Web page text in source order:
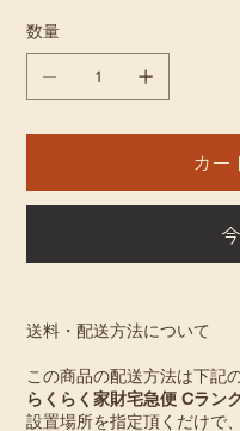
数量
カー
送料・配送方法について
この商品の配送方法は下記
らくらく家財宅急便 Cランク
設置場所を指定頂くだけで